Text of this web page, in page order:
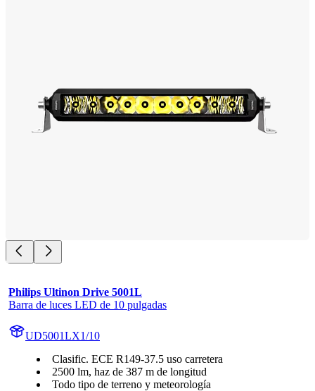
Philips Ultinon Drive 5001L
Barra de luces LED de 10 pulgadas
UD5001LX1/10
Clasific. ECE R149-37.5 uso carretera
2500 lm, haz de 387 m de longitud
Todo tipo de terreno y meteorología